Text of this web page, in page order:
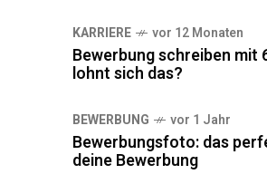
KARRIERE vor 12 Monaten
Bewerbung schreiben mit
lohnt sich das?
BEWERBUNG vor 1 Jahr
Bewerbungsfoto: das
deine Bewerbung